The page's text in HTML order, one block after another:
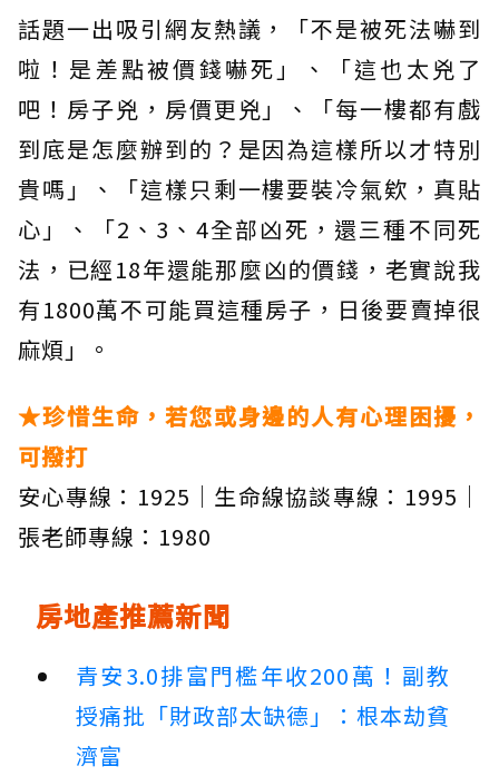
話題一出吸引網友熱議，「不是被死法嚇到
啦！是差點被價錢嚇死」、「這也太兇了
吧！房子兇，房價更兇」、「每一樓都有戲
到底是怎麼辦到的？是因為這樣所以才特別
貴嗎」、「這樣只剩一樓要裝冷氣欸，真貼
心」、「2、3、4全部凶死，還三種不同死
法，已經18年還能那麼凶的價錢，老實說我
有1800萬不可能買這種房子，日後要賣掉很
麻煩」。
★珍惜生命，若您或身邊的人有心理困擾，
可撥打
安心專線：1925｜生命線協談專線：1995｜
張老師專線：1980
房地產推薦新聞
青安3.0排富門檻年收200萬！副教
授痛批「財政部太缺德」：根本劫貧
濟富